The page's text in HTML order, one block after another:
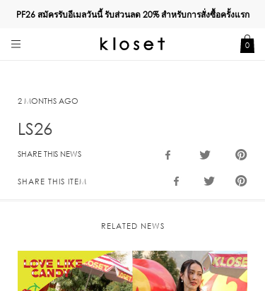
PF26 สมัครรับอีเมลวันนี้ รับส่วนลด20%สำหรับการสั่งซื้อครั้งแรก
0
2 MONTHS AGO
LS26
SHARE THIS NEWS
SHARE THIS ITEM
RELATED NEWS